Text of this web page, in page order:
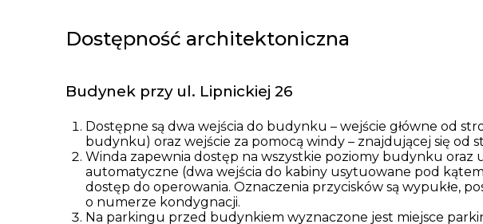
Dostępność architektoniczna
Budynek przy ul. Lipnickiej 26
Dostępne są dwa wejścia do budynku – wejście główne od
budynku) oraz wejście za pomocą windy – znajdującej się od
Winda zapewnia dostęp na wszystkie poziomy budynku
automatyczne (dwa wejścia do kabiny usytuowane pod
dostęp do operowania. Oznaczenia przycisków są wypukłe,
o numerze kondygnacji.
Na parkingu przed budynkiem wyznaczone jest miejsce